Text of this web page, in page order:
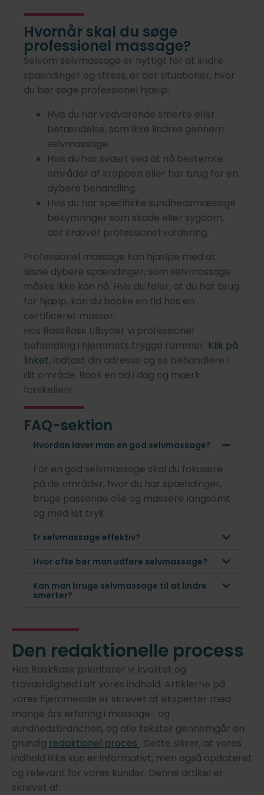
Hvornår skal du søge
professionel massage?
Selvom selvmassage er nyttigt for at lindre
spændinger og stress, er der situationer, hvor
du bør søge professionel hjælp:
Hvis du har vedvarende smerte eller
betændelse, som ikke lindres gennem
selvmassage.
Hvis du har svært ved at nå bestemte
områder af kroppen eller har brug for en
dybere behandling.
Hvis du har specifikke sundhedsmæssige
bekymringer som skade eller sygdom,
der kræver professionel vurdering.
Professionel massage kan hjælpe med at
løsne dybere spændinger, som selvmassage
måske ikke kan nå. Hvis du føler, at du har brug
for hjælp, kan du booke en tid hos en
certificeret massør.
Hos RaskRask tilbyder vi professionel
behandling i hjemmets trygge rammer. Klik på
linket, indtast din adresse og se behandlere i
dit område. Book en tid i dag og mærk
forskellen!
FAQ-sektion
Hvordan laver man en god selvmassage?
For en god selvmassage skal du fokusere
på de områder, hvor du har spændinger,
bruge passende olie og massere langsomt
og med let tryk.
Er selvmassage effektiv?
Hvor ofte bør man udføre selvmassage?
Kan man bruge selvmassage til at lindre
smerter?
Den redaktionelle process
Hos RaskRask prioriterer vi kvalitet og
troværdighed i alt vores indhold. Artiklerne på
vores hjemmeside er skrevet af eksperter med
mange års erfaring i massage- og
sundhedsbranchen, og alle tekster gennemgår en
grundig redaktionel proces . Dette sikrer, at vores
indhold ikke kun er informativt, men også opdateret
og relevant for vores kunder. Denne artikel er
skrevet af: